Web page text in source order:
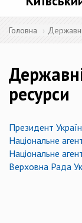
Головна
ресурси
Президент
Національне
Національне
Верховна Рада